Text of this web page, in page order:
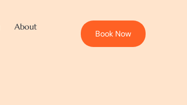
About
Book Now